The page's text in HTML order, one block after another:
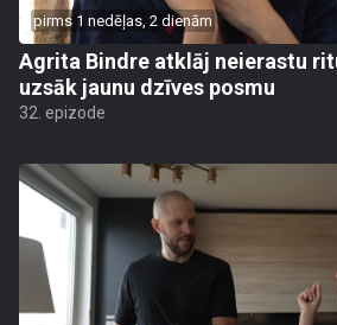
pirms 1 nedēļas, 2 dienām
Agrita Bindre atklāj neierastu
uzsāk jaunu dzīves posmu
32. epizode